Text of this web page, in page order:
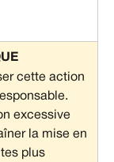
cette action
excessive
la mise en
plus